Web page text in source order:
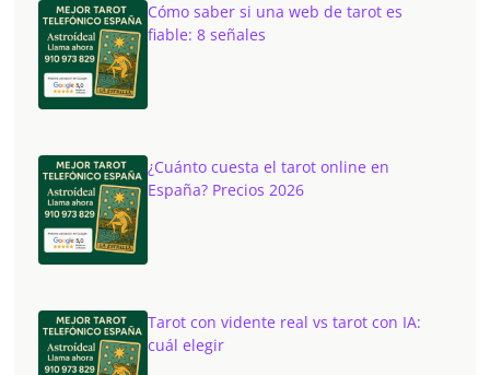
Cómo saber si una web de tarot es
fiable: 8 señales
¿Cuánto cuesta el tarot online en
España? Precios 2026
Tarot con vidente real vs tarot con IA:
cuál elegir